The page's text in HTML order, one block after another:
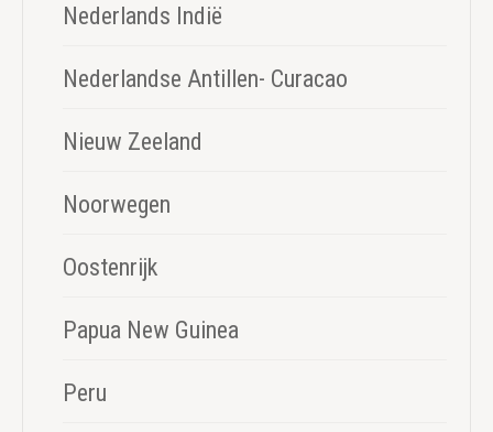
Nederlands Indië
Nederlandse Antillen- Curacao
Nieuw Zeeland
Noorwegen
Oostenrijk
Papua New Guinea
Peru